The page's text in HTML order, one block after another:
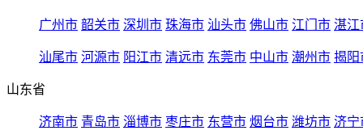
广州市 韶关市 深圳市 珠海市 汕头市 佛山市 江门市 湛江
汕尾市 河源市 阳江市 清远市 东莞市 中山市 潮州市 揭阳
山东省
济南市 青岛市 淄博市 枣庄市 东营市 烟台市 潍坊市 济宁